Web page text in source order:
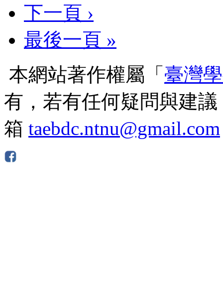
下一頁 ›
最後一頁 »
本網站著作權屬「 臺灣
有，若有任何疑問與建
箱 taebdc.ntnu@gmail.com